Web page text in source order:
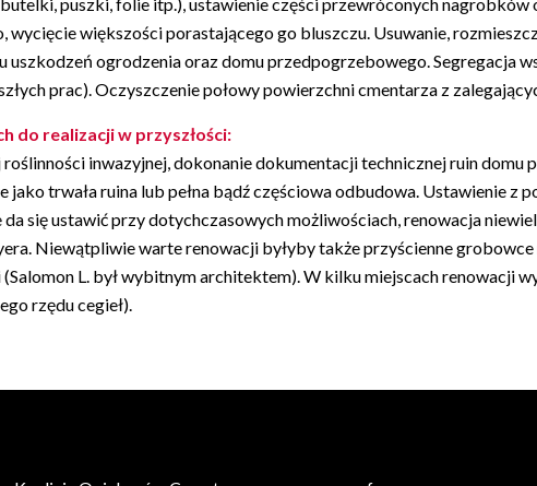
większości porastającego go bluszczu. Usuwanie,
uszkodzeń ogrodzenia oraz domu przedpogrzebowego. Segregacja
prac). Oczyszczenie połowy powierzchni cmentarza z
do realizacji w przyszłości:
roślinności inwazyjnej, dokonanie dokumentacji technicznej ruin
jako trwała ruina lub pełna bądź częściowa odbudowa. Ustawienie
da się ustawić przy dotychczasowych możliwościach, renowacja
Niewątpliwie warte renowacji byłyby także przyścienne
L. był wybitnym architektem). W kilku miejscach renowacji
rzędu cegieł).